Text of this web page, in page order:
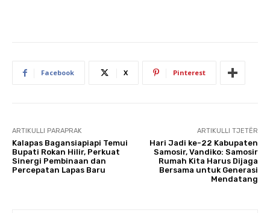
Facebook X Pinterest
ARTIKULLI PARAPRAK
Kalapas Bagansiapiapi Temui
Bupati Rokan Hilir, Perkuat
Sinergi Pembinaan dan
Percepatan Lapas Baru
ARTIKULLI TJETËR
Hari Jadi ke-22 Kabupaten
Samosir, Vandiko: Samosir
Rumah Kita Harus Dijaga
Bersama untuk Generasi
Mendatang